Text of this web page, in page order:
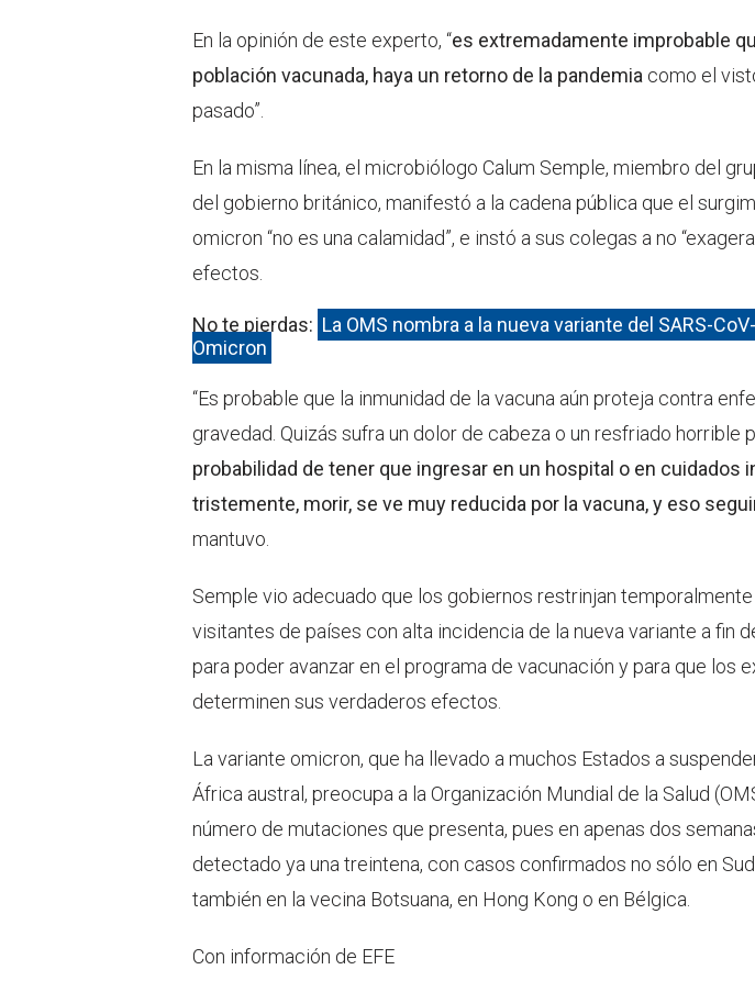
En la opinión de este experto, “es extremadamente improbable
población vacunada, haya un retorno de la pandemia como el
pasado”.
En la misma línea, el microbiólogo Calum Semple, miembro del
del gobierno británico, manifestó a la cadena pública que el
omicron “no es una calamidad”, e instó a sus colegas a no
efectos.
No te pierdas: La OMS nombra a la nueva variante del SARS-
Omicron
“Es probable que la inmunidad de la vacuna aún proteja contra
gravedad. Quizás sufra un dolor de cabeza o un resfriado horrible
probabilidad de tener que ingresar en un hospital o en cuidados
tristemente, morir, se ve muy reducida por la vacuna, y eso
mantuvo.
Semple vio adecuado que los gobiernos restrinjan
visitantes de países con alta incidencia de la nueva variante a fin
para poder avanzar en el programa de vacunación y para que los
determinen sus verdaderos efectos.
La variante omicron, que ha llevado a muchos Estados a
África austral, preocupa a la Organización Mundial de la Salud
número de mutaciones que presenta, pues en apenas dos
detectado ya una treintena, con casos confirmados no sólo en
también en la vecina Botsuana, en Hong Kong o en Bélgica.
Con información de EFE